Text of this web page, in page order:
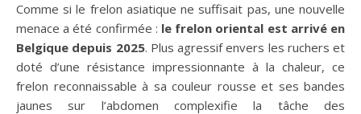
Comme si le frelon asiatique ne suffisait pas, une nouvelle
menace a été confirmée : le frelon oriental est arrivé en
Belgique depuis 2025. Plus agressif envers les ruchers et
doté d’une résistance impressionnante à la chaleur, ce
frelon reconnaissable à sa couleur rousse et ses bandes
jaunes sur l’abdomen complexifie la tâche des